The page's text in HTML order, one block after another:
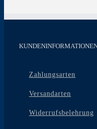
Zahlungsarten
Versandarten
Widerrufsbelehrung